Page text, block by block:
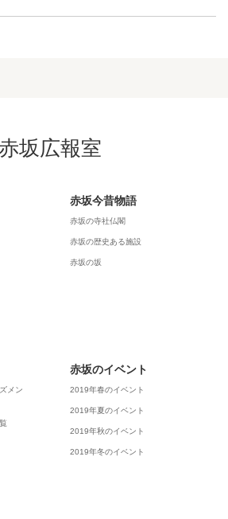
赤坂広報室
赤坂今昔物語
赤坂の寺社仏閣
赤坂の歴史ある施設
赤坂の坂
メン
赤坂のイベント
2019年春のイベント
2019年夏のイベント
2019年秋のイベント
2019年冬のイベント